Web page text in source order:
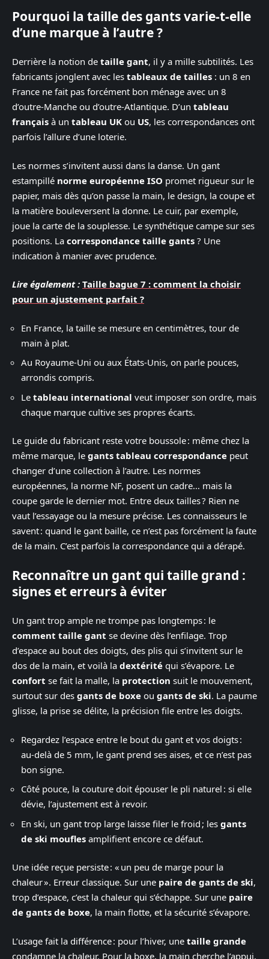
Pourquoi la taille des gants varie-t-elle
d’une marque à l’autre ?
Derrière la notion de taille gant, il y a mille subtilités. Les
fabricants jonglent avec les tableaux de tailles : un 8 en
France ne fait pas forcément bon ménage avec un 8
d’outre-Manche ou d’outre-Atlantique. D’un tableau
français à un tableau UK ou US, les correspondances ont
parfois l’allure d’une loterie.
Les normes s’invitent aussi dans la danse. Un gant
estampillé norme européenne ISO promet rigueur sur le
papier, mais dès qu’on passe la main, le design, la coupe et
la matière bouleversent la donne. Le cuir, par exemple,
joue la carte de la souplesse. Le synthétique campe sur ses
positions. La correspondance taille gants ? Une
indication à manier avec prudence.
Lire également : Taille bague 7 : comment la choisir
pour un ajustement parfait ?
En France, la taille se mesure en centimètres, tour de
main à plat.
Au Royaume-Uni ou aux États-Unis, on parle pouces,
arrondis compris.
Le tableau international veut imposer son ordre, mais
chaque marque cultive ses propres écarts.
Le guide du fabricant reste votre boussole : même chez la
même marque, le gants tableau correspondance peut
changer d’une collection à l’autre. Les normes
européennes, la norme NF, posent un cadre… mais la
coupe garde le dernier mot. Entre deux tailles ? Rien ne
vaut l’essayage ou la mesure précise. Les connaisseurs le
savent : quand le gant baille, ce n’est pas forcément la faute
de la main. C’est parfois la correspondance qui a dérapé.
Reconnaître un gant qui taille grand :
signes et erreurs à éviter
Un gant trop ample ne trompe pas longtemps : le
comment taille gant se devine dès l’enfilage. Trop
d’espace au bout des doigts, des plis qui s’invitent sur le
dos de la main, et voilà la dextérité qui s’évapore. Le
confort se fait la malle, la protection suit le mouvement,
surtout sur des gants de boxe ou gants de ski. La paume
glisse, la prise se délite, la précision file entre les doigts.
Regardez l’espace entre le bout du gant et vos doigts :
au-delà de 5 mm, le gant prend ses aises, et ce n’est pas
bon signe.
Côté pouce, la couture doit épouser le pli naturel : si elle
dévie, l’ajustement est à revoir.
En ski, un gant trop large laisse filer le froid ; les gants
de ski moufles amplifient encore ce défaut.
Une idée reçue persiste : « un peu de marge pour la
chaleur ». Erreur classique. Sur une paire de gants de ski,
trop d’espace, c’est la chaleur qui s’échappe. Sur une paire
de gants de boxe, la main flotte, et la sécurité s’évapore.
L’usage fait la différence : pour l’hiver, une taille grande
condamne la chaleur. Pour la boxe, la main cherche l’appui,